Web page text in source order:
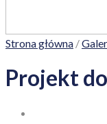
Strona główna /
Projekt